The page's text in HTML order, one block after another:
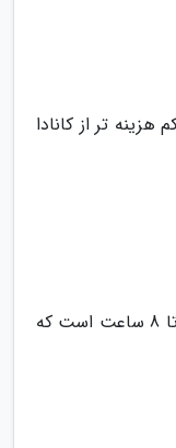
هزینه تر از کانادا
مدت زمان پرواز از ایران به اروپا بین 5 تا 8 ساعت است که